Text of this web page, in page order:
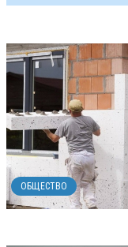
ОБЩЕСТВО